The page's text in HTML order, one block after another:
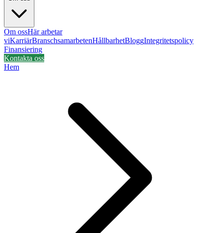
Om ossHär arbetar
viKarriärBranschsamarbetenHållbarhetBloggIntegritetspolicy
Finansiering
Kontakta oss
Hem